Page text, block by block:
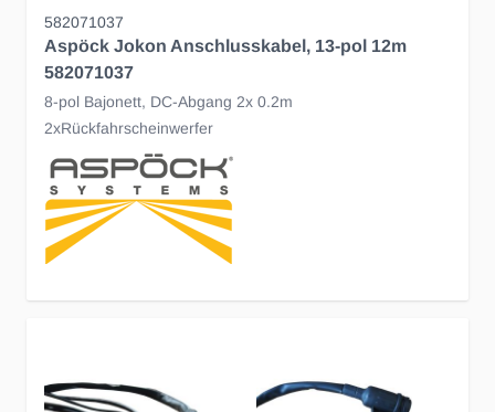
582071037
Aspöck Jokon Anschlusskabel, 13-pol 12m
582071037
8-pol Bajonett, DC-Abgang 2x 0.2m
2xRückfahrscheinwerfer